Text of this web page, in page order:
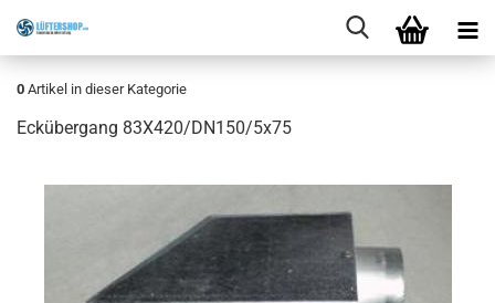
0 Artikel in dieser Kategorie
Eckübergang 83X420/DN150/5x75